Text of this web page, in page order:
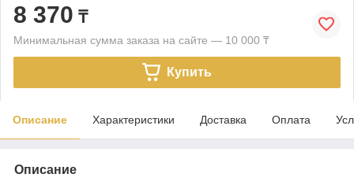
8 370 ₸
Минимальная сумма заказа на сайте — 10 000 ₸
Купить
Описание Характеристики Доставка Оплата
Описание